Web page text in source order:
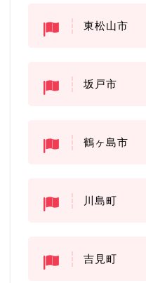
東松山市
坂戸市
鶴ヶ島市
川島町
吉見町